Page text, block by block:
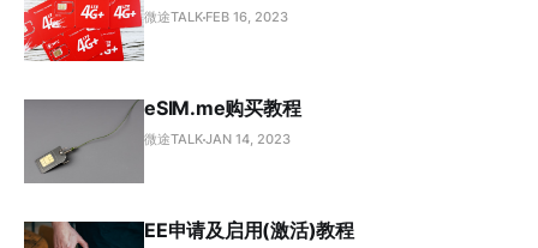
微途TALK FEB 16, 2023
eSIM.me购买教程
微途TALKJAN 14, 2023
EE申请及启用(激活)教程